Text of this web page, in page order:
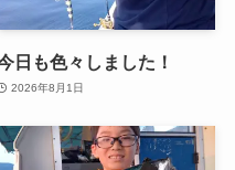
日も色々しました！
2026年8月1日